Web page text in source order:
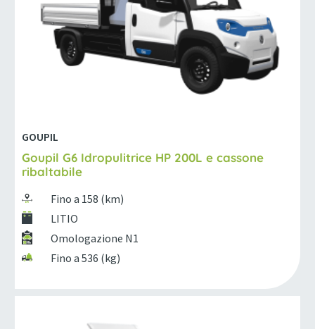
GOUPIL
Goupil G6 Idropulitrice HP 200L e cassone
ribaltabile
Fino a 158 (km)
LITIO
Omologazione N1
Fino a 536 (kg)